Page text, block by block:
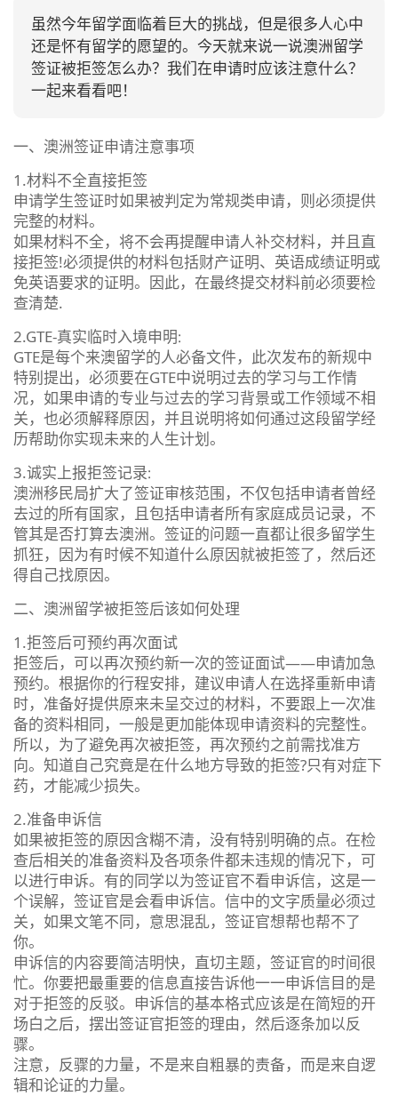
虽然今年留学面临着巨大的挑战，但是很多人心中
还是怀有留学的愿望的。今天就来说一说澳洲留学
签证被拒签怎么办？我们在申请时应该注意什么？
一起来看看吧！
一、澳洲签证申请注意事项
1.材料不全直接拒签
申请学生签证时如果被判定为常规类申请，则必须提供
完整的材料。
如果材料不全，将不会再提醒申请人补交材料，并且直
接拒签!必须提供的材料包括财产证明、英语成绩证明或
免英语要求的证明。因此，在最终提交材料前必须要检
查清楚.
2.GTE-真实临时入境申明∶
GTE是每个来澳留学的人必备文件，此次发布的新规中
特别提出，必须要在GTE中说明过去的学习与工作情
况，如果申请的专业与过去的学习背景或工作领域不相
关，也必须解释原因，并且说明将如何通过这段留学经
历帮助你实现未来的人生计划。
3.诚实上报拒签记录∶
澳洲移民局扩大了签证审核范围，不仅包括申请者曾经
去过的所有国家，且包括申请者所有家庭成员记录，不
管其是否打算去澳洲。签证的问题一直都让很多留学生
抓狂，因为有时候不知道什么原因就被拒签了，然后还
得自己找原因。
二、澳洲留学被拒签后该如何处理
1.拒签后可预约再次面试
拒签后，可以再次预约新一次的签证面试——申请加急
预约。根据你的行程安排，建议申请人在选择重新申请
时，准备好提供原来未呈交过的材料，不要跟上一次准
备的资料相同，一般是更加能体现申请资料的完整性。
所以，为了避免再次被拒签，再次预约之前需找准方
向。知道自己究竟是在什么地方导致的拒签?只有对症下
药，才能减少损失。
2.准备申诉信
如果被拒签的原因含糊不清，没有特别明确的点。在检
查后相关的准备资料及各项条件都未违规的情况下，可
以进行申诉。有的同学以为签证官不看申诉信，这是一
个误解，签证官是会看申诉信。信中的文字质量必须过
关，如果文笔不同，意思混乱，签证官想帮也帮不了
你。
申诉信的内容要简洁明快，直切主题，签证官的时间很
忙。你要把最重要的信息直接告诉他一一申诉信目的是
对于拒签的反驳。申诉信的基本格式应该是在简短的开
场白之后，摆出签证官拒签的理由，然后逐条加以反
骤。
注意，反骤的力量，不是来自粗暴的责备，而是来自逻
辑和论证的力量。